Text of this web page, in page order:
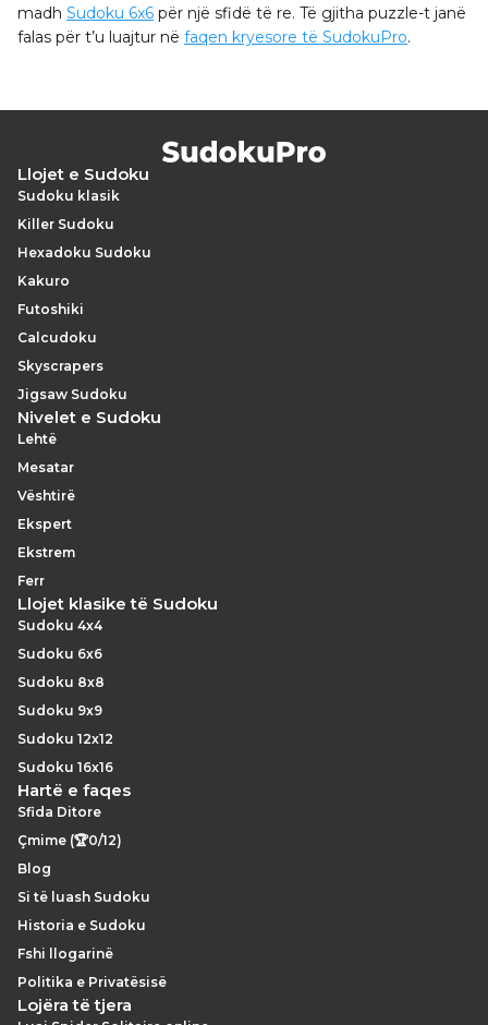
madh Sudoku 6x6 për një sfidë të re. Të gjitha puzzle-t janë
falas për t’u luajtur në faqen kryesore të SudokuPro.
Llojet e Sudoku
Sudoku klasik
Killer Sudoku
Hexadoku Sudoku
Kakuro
Futoshiki
Calcudoku
Skyscrapers
Jigsaw Sudoku
Nivelet e Sudoku
Lehtë
Mesatar
Vështirë
Ekspert
Ekstrem
Ferr
Llojet klasike të Sudoku
Sudoku 4x4
Sudoku 6x6
Sudoku 8x8
Sudoku 9x9
Sudoku 12x12
Sudoku 16x16
Hartë e faqes
Sfida Ditore
Çmime (🏆0/12)
Blog
Si të luash Sudoku
Historia e Sudoku
Fshi llogarinë
Politika e Privatësisë
Lojëra të tjera